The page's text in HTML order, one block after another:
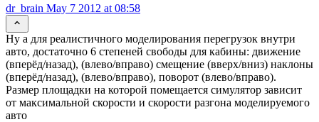
dr_brain May 7 2012 at 08:58
Ну а для реалистичного моделирования перегрузок внутри
авто, достаточно 6 степеней свободы для кабины: движение
(вперёд/назад), (влево/вправо) смещение (вверх/вниз) наклоны
(вперёд/назад), (влево/вправо), поворот (влево/вправо).
Размер площадки на которой помещается симулятор зависит
от максимальной скорости и скорости разгона моделируемого
авто